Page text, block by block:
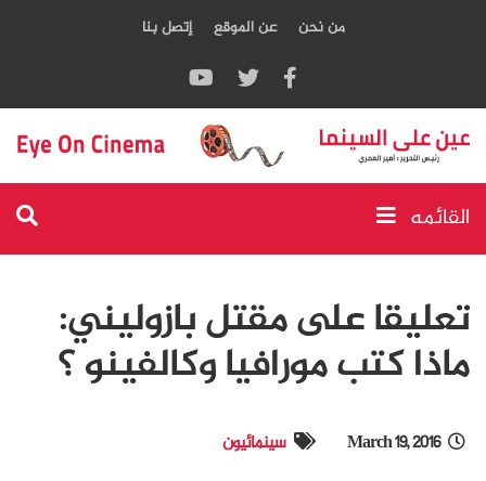
من نحن عن الموقع إتصل بنا
القائمه
تعليقا على مقتل بازوليني:
ماذا كتب مورافيا وكالفينو ؟
March 19, 2016 سينمائيون